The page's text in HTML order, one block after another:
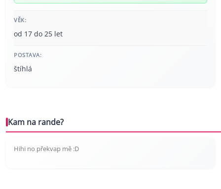
VĚK:
od 17 do 25 let
POSTAVA:
štíhlá
Kam na rande?
Hihi no překvap mě :D